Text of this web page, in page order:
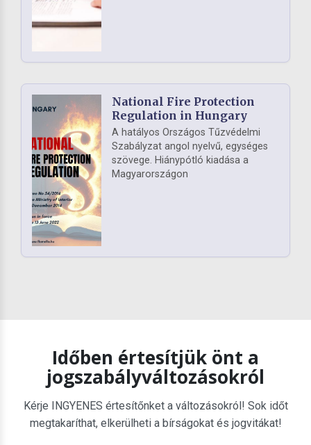
National Fire Protection
Regulation in Hungary
A hatályos Országos Tűzvédelmi
Szabályzat angol nyelvű, egységes
szövege. Hiánypótló kiadása a
Magyarországon
Időben értesítjük önt a
jogszabályváltozásokról
Kérje INGYENES értesítőnket a változásokról! Sok időt
megtakaríthat, elkerülheti a bírságokat és jogvitákat!